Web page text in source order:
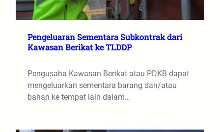
Pengeluaran Sementara Subkontrak dari
Kawasan Berikat ke TLDDP
Pengusaha Kawasan Berikat atau PDKB dapat
mengeluarkan sementara barang dan/atau
bahan ke tempat lain dalam…